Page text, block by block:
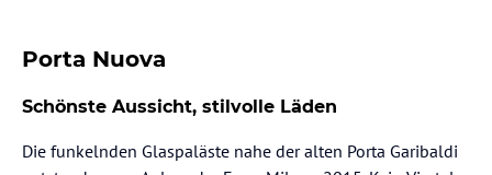
Porta Nuova
Schönste Aussicht, stilvolle Läden
Die funkelnden Glaspaläste nahe der alten Porta Garibaldi